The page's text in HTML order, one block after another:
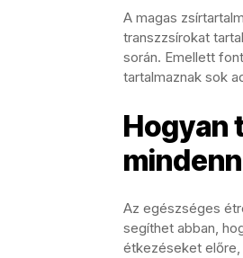
A magas
transzzsírokat
során. Emellett
tartalmaznak sok
Hogyan
Az egészséges
segíthet abban,
étkezéseket